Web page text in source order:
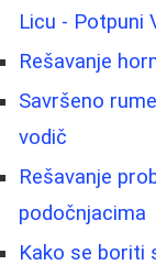
Licu - Potpuni
Rešavanje
Savršeno
vodič
Rešavanje
podočnjacima
Kako se boriti